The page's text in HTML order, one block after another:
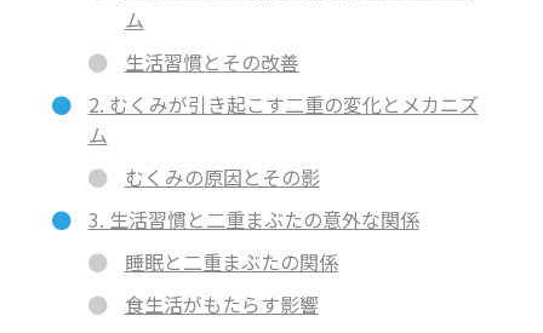
ム
生活習慣とその改善
2. むくみが引き起こす二重の変化とメカニズ
ム
むくみの原因とその影
3. 生活習慣と二重まぶたの意外な関係
睡眠と二重まぶたの関係
食生活がもたらす影響